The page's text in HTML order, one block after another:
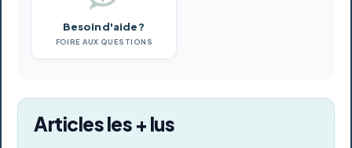
Besoin d'aide ?
FOIRE AUX QUESTIONS
Articles les + lus